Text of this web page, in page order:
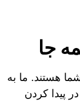
جا
هستند. ما به
پیدا کردن